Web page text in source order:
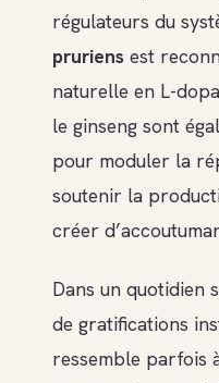
régulateurs du
pruriens est
naturelle en L-
le ginseng sont
pour moduler la
soutenir la
créer
Dans un quotidien
de gratifications
ressemble parfois